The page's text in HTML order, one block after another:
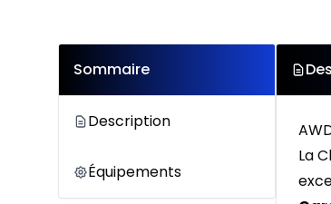
Sommaire
Description
Équipements
La